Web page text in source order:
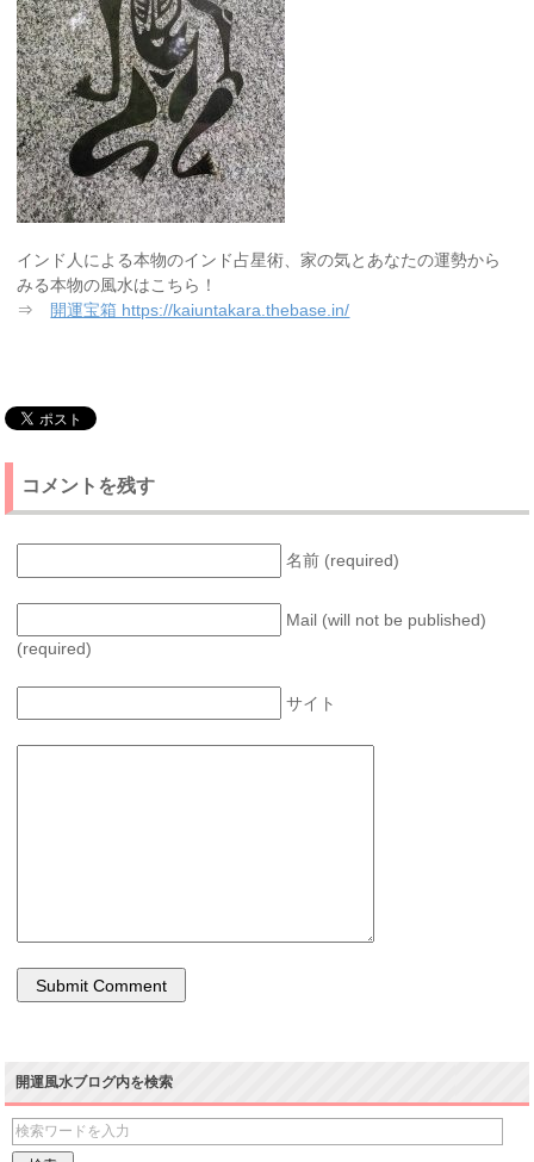
インド人による本物のインド占星術、家の気とあなたの運勢から
みる本物の風水はこちら！
⇒ 開運宝箱 https://kaiuntakara.thebase.in/
コメントを残す
名前 (required)
Mail (will not be published)
(required)
サイト
開運風水ブログ内を検索